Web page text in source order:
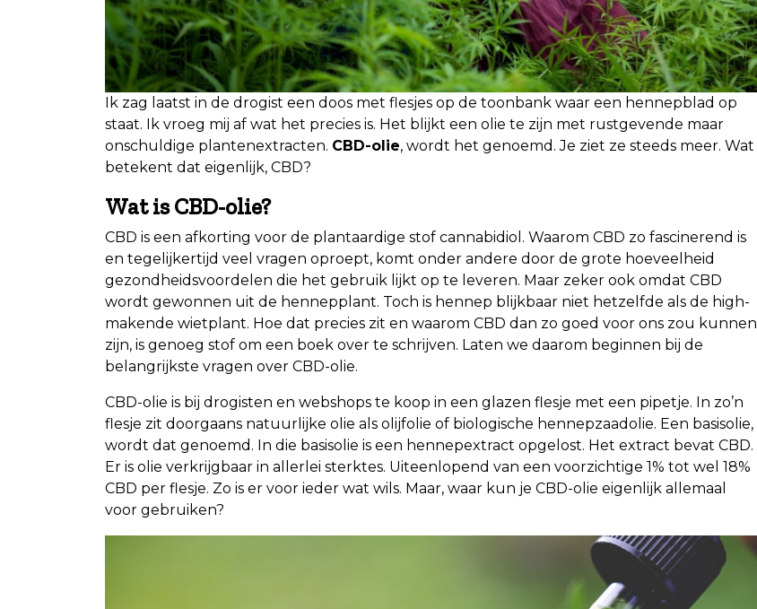
Ik zag laatst in de drogist een doos met flesjes op de toonbank waar een hennepblad op
staat. Ik vroeg mij af wat het precies is. Het blijkt een olie te zijn met rustgevende maar
onschuldige plantenextracten. CBD-olie, wordt het genoemd. Je ziet ze steeds meer. Wat
betekent dat eigenlijk, CBD?
Wat is CBD-olie?
CBD is een afkorting voor de plantaardige stof cannabidiol. Waarom CBD zo fascinerend is
en tegelijkertijd veel vragen oproept, komt onder andere door de grote hoeveelheid
gezondheidsvoordelen die het gebruik lijkt op te leveren. Maar zeker ook omdat CBD
wordt gewonnen uit de hennepplant. Toch is hennep blijkbaar niet hetzelfde als de high-
makende wietplant. Hoe dat precies zit en waarom CBD dan zo goed voor ons zou kunnen
zijn, is genoeg stof om een boek over te schrijven. Laten we daarom beginnen bij de
belangrijkste vragen over CBD-olie.
CBD-olie is bij drogisten en webshops te koop in een glazen flesje met een pipetje. In zo’n
flesje zit doorgaans natuurlijke olie als olijfolie of biologische hennepzaadolie. Een basisolie,
wordt dat genoemd. In die basisolie is een hennepextract opgelost. Het extract bevat CBD.
Er is olie verkrijgbaar in allerlei sterktes. Uiteenlopend van een voorzichtige 1% tot wel 18%
CBD per flesje. Zo is er voor ieder wat wils. Maar, waar kun je CBD-olie eigenlijk allemaal
voor gebruiken?